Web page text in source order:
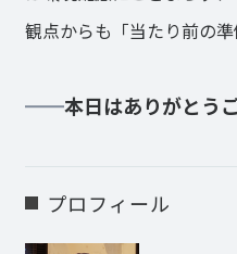
観点からも「当たり前の準
本日はありがとう
プロフィール